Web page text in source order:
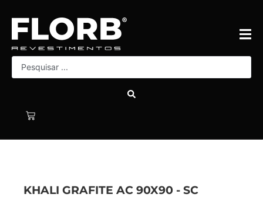
KHALI GRAFITE AC 90X90 - SC